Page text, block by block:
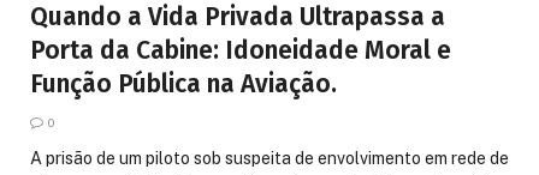
Quando a Vida Privada Ultrapassa a
Porta da Cabine: Idoneidade Moral e
Função Pública na Aviação.
0
A prisão de um piloto sob suspeita de envolvimento em rede de